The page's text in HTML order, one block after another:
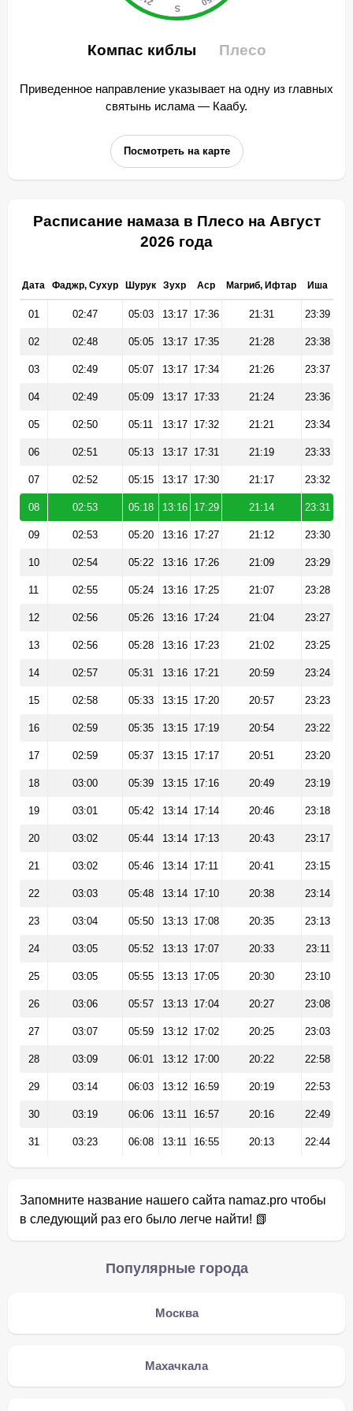
Компас киблы Плесо
Приведенное направление указывает на одну из главных
святынь ислама — Каабу.
Посмотреть на карте
Расписание намаза в Плесо на Август
2026 года
Дата Фаджр, Сухур Шурук Зухр Аср Магриб, Ифтар Иша
01 02:47 05:03 13:17 17:36 21:31 23:39
02 02:48 05:05 13:17 17:35 21:28 23:38
03 02:49 05:07 13:17 17:34 21:26 23:37
04 02:49 05:09 13:17 17:33 21:24 23:36
05 02:50 05:11 13:17 17:32 21:21 23:34
06 02:51 05:13 13:17 17:31 21:19 23:33
07 02:52 05:15 13:17 17:30 21:17 23:32
08 02:53 05:18 13:16 17:29 21:14 23:31
09 02:53 05:20 13:16 17:27 21:12 23:30
10 02:54 05:22 13:16 17:26 21:09 23:29
11 02:55 05:24 13:16 17:25 21:07 23:28
12 02:56 05:26 13:16 17:24 21:04 23:27
13 02:56 05:28 13:16 17:23 21:02 23:25
14 02:57 05:31 13:16 17:21 20:59 23:24
15 02:58 05:33 13:15 17:20 20:57 23:23
16 02:59 05:35 13:15 17:19 20:54 23:22
17 02:59 05:37 13:15 17:17 20:51 23:20
18 03:00 05:39 13:15 17:16 20:49 23:19
19 03:01 05:42 13:14 17:14 20:46 23:18
20 03:02 05:44 13:14 17:13 20:43 23:17
21 03:02 05:46 13:14 17:11 20:41 23:15
22 03:03 05:48 13:14 17:10 20:38 23:14
23 03:04 05:50 13:13 17:08 20:35 23:13
24 03:05 05:52 13:13 17:07 20:33 23:11
25 03:05 05:55 13:13 17:05 20:30 23:10
26 03:06 05:57 13:13 17:04 20:27 23:08
27 03:07 05:59 13:12 17:02 20:25 23:03
28 03:09 06:01 13:12 17:00 20:22 22:58
29 03:14 06:03 13:12 16:59 20:19 22:53
30 03:19 06:06 13:11 16:57 20:16 22:49
31 03:23 06:08 13:11 16:55 20:13 22:44
Запомните название нашего сайта namaz.pro чтобы
в следующий раз его было легче найти! 📗
Популярные города
Москва
Махачкала